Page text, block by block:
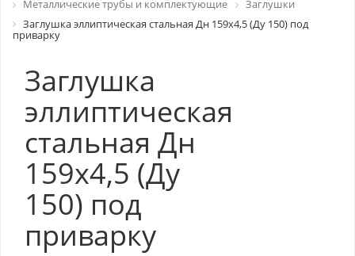
Металлические трубы и комплектующие
Заглушки
Заглушка эллиптическая стальная Дн 159х4,5 (Ду 150) под
приварку
Заглушка
эллиптическая
стальная Дн
159х4,5 (Ду
150) под
приварку